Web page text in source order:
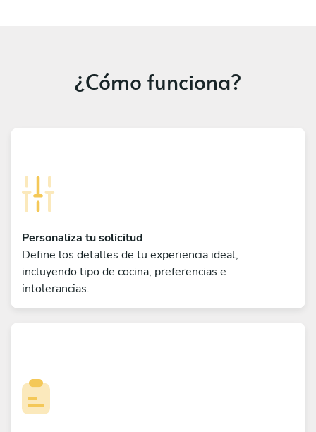
¿Cómo funciona?
Personaliza tu solicitud
Define los detalles de tu experiencia ideal,
incluyendo tipo de cocina, preferencias e
intolerancias.